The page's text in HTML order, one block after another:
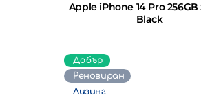
Apple iPhone 14 Pro 256GB
Black
Добър
Реновиран
Лизинг